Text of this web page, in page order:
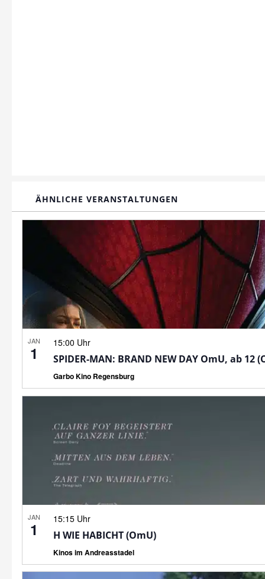
ÄHNLICHE VERANSTALTUNGEN
JAN
1
15:00 Uhr
SPIDER-MAN: BRAND NEW DAY OmU, ab 12
Garbo Kino Regensburg
JAN
1
15:15 Uhr
H WIE HABICHT (OmU)
Kinos im Andreasstadel